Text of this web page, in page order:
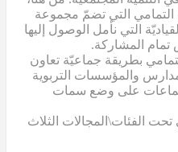
التمامي التي تضمّ مجموعة
التي نأمل الوصول إليها
المشاركة.
بطريقة جماعيّة تعاون
والمؤسسات التربوية
على وضع سمات
الفئات\المجالات الثلاث